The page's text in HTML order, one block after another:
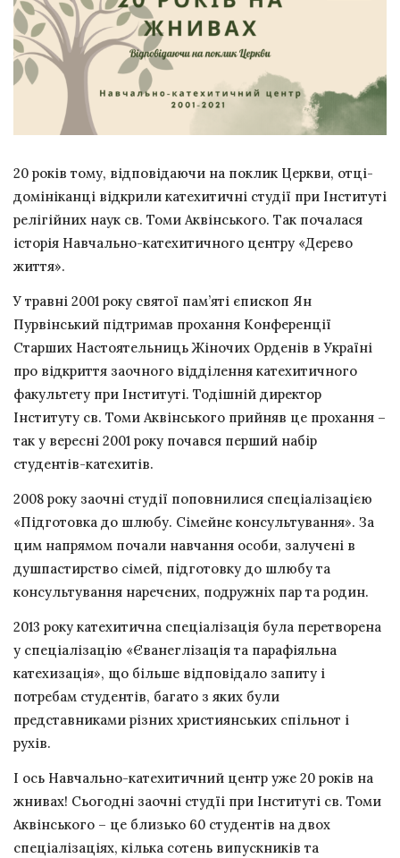
20 років тому, відповідаючи на поклик Церкви, отці-
домініканці відкрили катехитичні студії при Інституті
релігійних наук св. Томи Аквінського. Так почалася
історія Навчально-катехитичного центру «Дерево
життя».
У травні 2001 року святої пам’яті єпископ Ян
Пурвінський підтримав прохання Конференції
Старших Настоятельниць Жіночих Орденів в Україні
про відкриття заочного відділення катехитичного
факультету при Інституті. Тодішній директор
Інституту св. Томи Аквінського прийняв це прохання –
так у вересні 2001 року почався перший набір
студентів-катехитів.
2008 року заочні студії поповнилися спеціалізацією
«Підготовка до шлюбу. Сімейне консультування». За
цим напрямом почали навчання особи, залучені в
душпастирство сімей, підготовку до шлюбу та
консультування наречених, подружніх пар та родин.
2013 року катехитична спеціалізація була перетворена
у спеціалізацію «Єванеглізація та парафіяльна
катехизація», що більше відповідало запиту і
потребам студентів, багато з яких були
представниками різних християнських спільнот і
рухів.
І ось Навчально-катехитичний центр уже 20 років на
жнивах! Сьогодні заочні студїі при Інституті св. Томи
Аквінського – це близько 60 студентів на двох
спеціалізаціях, кілька сотень випускників та